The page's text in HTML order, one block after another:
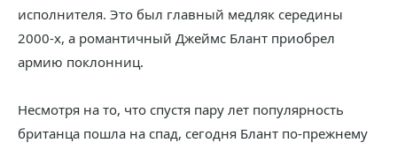
исполнителя. Это был главный медляк середины
2000-х, а романтичный Джеймс Блант приобрел
армию поклонниц.
Несмотря на то, что спустя пару лет популярность
британца пошла на спад, сегодня Блант по-прежнему